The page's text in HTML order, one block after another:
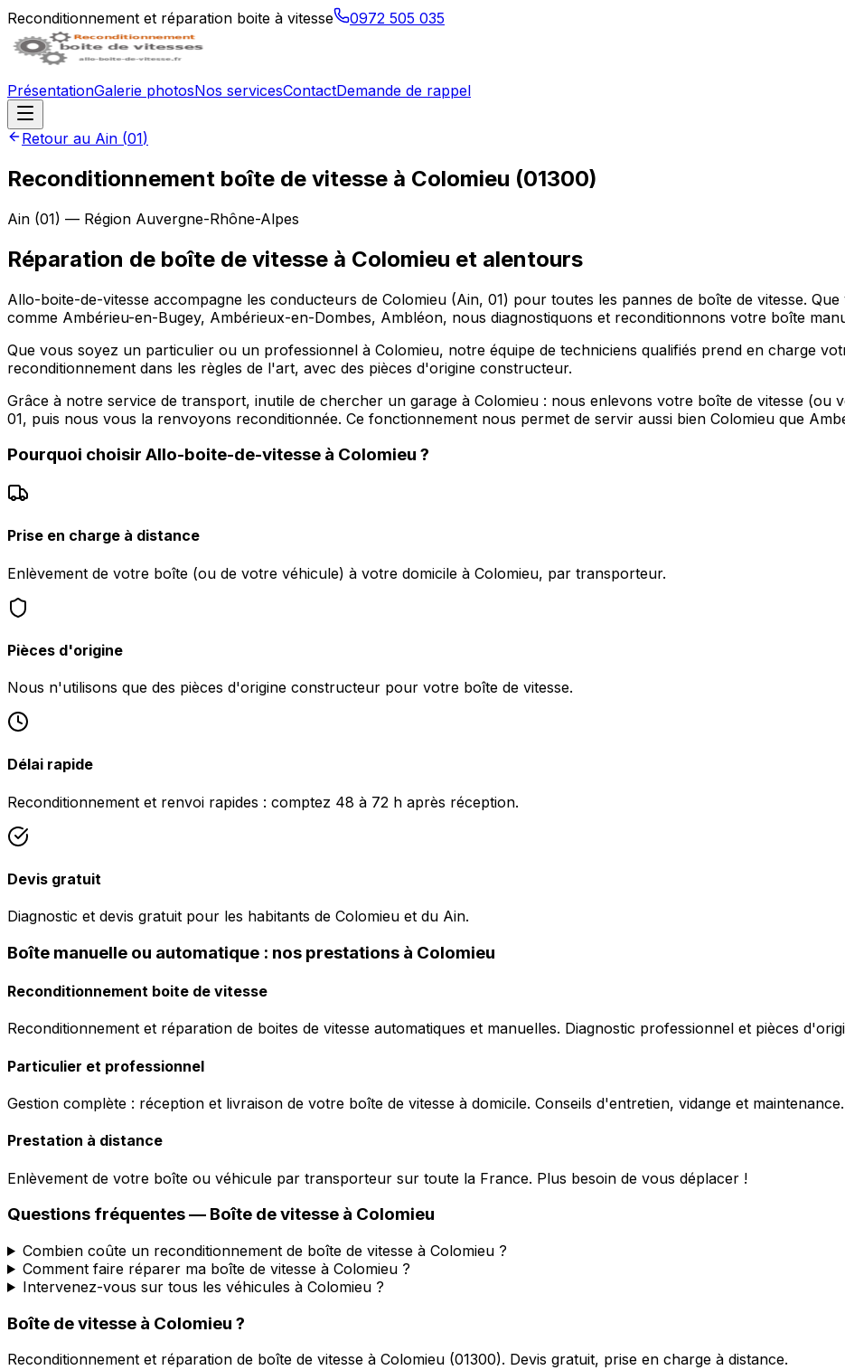
Reconditionnement et réparation boite à vitesse 0972 505 035
PrésentationGalerie photosNos servicesContactDemande de rappel
Retour au Ain (01)
Reconditionnement boîte de vitesse à Colomieu (01300)
Ain (01) — Région Auvergne-Rhône-Alpes
Réparation de boîte de vitesse à Colomieu et alentours
Allo-boite-de-vitesse accompagne les conducteurs de Colomieu (Ain, 01) pour toutes les pannes de boîte de vitesse.
comme Ambérieu-en-Bugey, Ambérieux-en-Dombes, Ambléon, nous diagnostiquons et reconditionnons votre boîte
Que vous soyez un particulier ou un professionnel à Colomieu, notre équipe de techniciens qualifiés prend en charge
reconditionnement dans les règles de l'art, avec des pièces d'origine constructeur.
Grâce à notre service de transport, inutile de chercher un garage à Colomieu : nous enlevons votre boîte de vitesse (ou
01, puis nous vous la renvoyons reconditionnée. Ce fonctionnement nous permet de servir aussi bien Colomieu que
Pourquoi choisir Allo-boite-de-vitesse à Colomieu ?
Prise en charge à distance
Enlèvement de votre boîte (ou de votre véhicule) à votre domicile à Colomieu, par transporteur.
Pièces d'origine
Nous n'utilisons que des pièces d'origine constructeur pour votre boîte de vitesse.
Délai rapide
Reconditionnement et renvoi rapides : comptez 48 à 72 h après réception.
Devis gratuit
Diagnostic et devis gratuit pour les habitants de Colomieu et du Ain.
Boîte manuelle ou automatique : nos prestations à Colomieu
Reconditionnement boite de vitesse
Reconditionnement et réparation de boites de vitesse automatiques et manuelles. Diagnostic professionnel et pièces
Particulier et professionnel
Gestion complète : réception et livraison de votre boîte de vitesse à domicile. Conseils d'entretien, vidange et maintenance.
Prestation à distance
Enlèvement de votre boîte ou véhicule par transporteur sur toute la France. Plus besoin de vous déplacer !
Questions fréquentes — Boîte de vitesse à Colomieu
Combien coûte un reconditionnement de boîte de vitesse à Colomieu ?
Comment faire réparer ma boîte de vitesse à Colomieu ?
Intervenez-vous sur tous les véhicules à Colomieu ?
Boîte de vitesse à Colomieu ?
Reconditionnement et réparation de boîte de vitesse à Colomieu (01300). Devis gratuit, prise en charge à distance.